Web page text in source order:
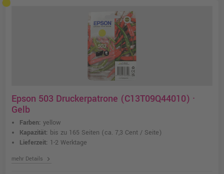
Epson 503 Druckerpatrone (C13T09Q44010) ·
Gelb
Farben: yellow
Kapazität: bis zu 165 Seiten (ca. 7,3 Cent / Seite)
Lieferzeit: 1-2 Werktage
mehr Details chevron_right